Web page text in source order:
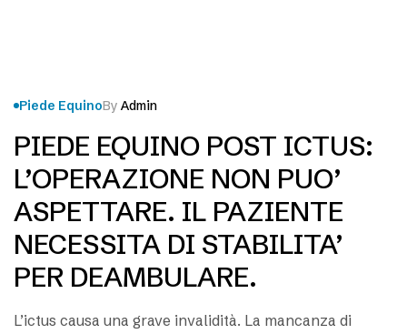
Piede EquinoBy Admin
PIEDE EQUINO POST ICTUS:
L’OPERAZIONE NON PUO’
ASPETTARE. IL PAZIENTE
NECESSITA DI STABILITA’
PER DEAMBULARE.
L’ictus causa una grave invalidità. La mancanza di